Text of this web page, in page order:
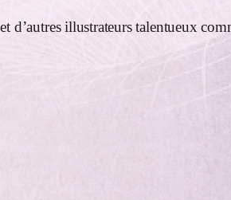
illustrateurs talentueux